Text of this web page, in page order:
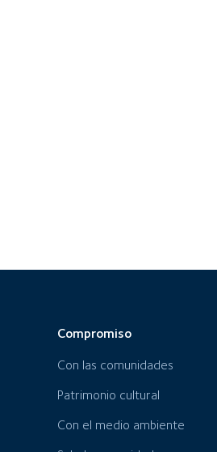
Compromiso
Con las comunidades
Patrimonio cultural
Con el medio ambiente